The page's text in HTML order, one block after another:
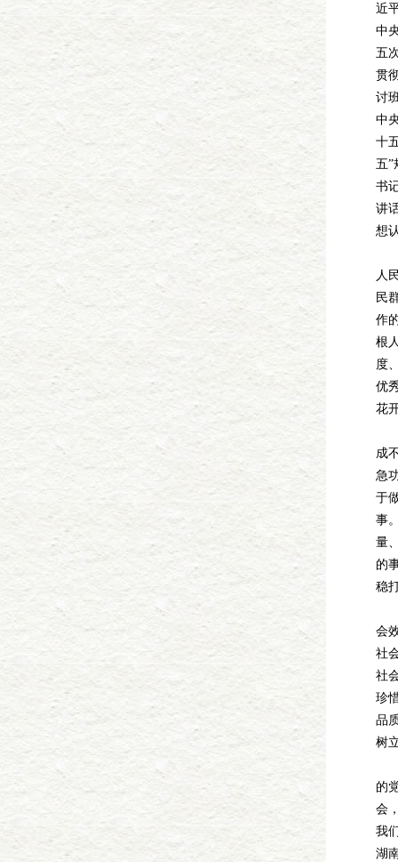
近
中
五
贯
讨
中
十
五”
书
讲
想
人
民
作
根
度
优
花
成
急
于
事
量
的
稳
会
社
社
珍
品
树
的
会
我
湖